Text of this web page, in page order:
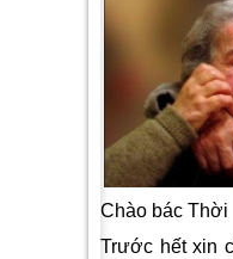
Chào bác Thời
Trước hết xin